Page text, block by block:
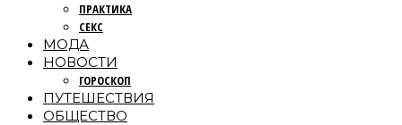
ПРАКТИКА
СЕКС
МОДА
НОВОСТИ
ГОРОСКОП
ПУТЕШЕСТВИЯ
ОБЩЕСТВО